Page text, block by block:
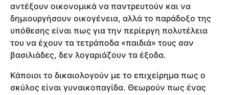
αντέξουν οικονομικά να παντρευτούν και να
δημιουργήσουν οικογένεια, αλλά το παράδοξο της
υπόθεσης είναι πως για την περίεργη πολυτέλεια
του να έχουν τα τετράποδα «παιδιά» τους σαν
βασιλιάδες, δεν λογαριάζουν τα έξοδα.
Κάποιοι το δικαιολογούν με το επιχείρημα πως ο
σκύλος είναι γυναικοπαγίδα. Θεωρούν πως ένας